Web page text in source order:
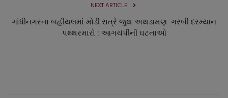
NEXT ARTICLE
ગાંધીનગરના બહીયલમાં મોડી રાત્રે જુથ અથડામણ ગરબી દરમ્યાન
પથ્થરમારો : આગચંપીની ઘટનાઓ